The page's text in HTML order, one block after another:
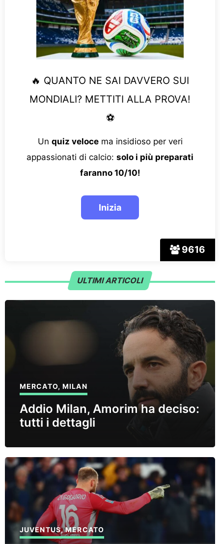
9616
🔥 QUANTO NE SAI DAVVERO SUI
MONDIALI? METTITI ALLA PROVA!
⚽
Un quiz velocema insidioso per veri
appassionati di calcio: solo i più preparati
faranno 10/10!
ULTIMI ARTICOLI
MERCATO,MILAN
Addio Milan, Amorim ha deciso:
tutti i dettagli
JUVENTUS,MERCATO